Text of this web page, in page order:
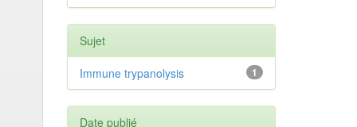
Sujet
1
Immune trypanolysis
Date publié